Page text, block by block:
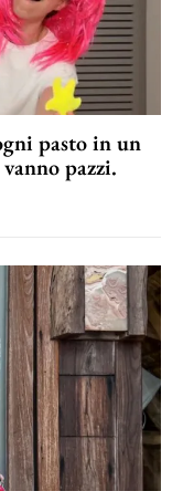
pasto in un
pazzi.